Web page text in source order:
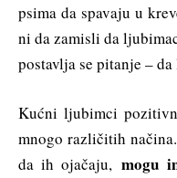
psima da spavaju u
ni da zamisli da
postavlja se pitanje –
Kućni ljubimci
mnogo različitih
da ih ojačaju,mogu